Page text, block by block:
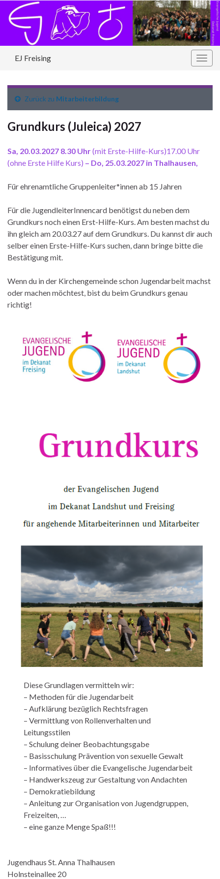
EJ Freising
Zurück zu Mitarbeiterbildung
Grundkurs (Juleica) 2027
Sa, 20.03.2027 8.30 Uhr(mit Erste-Hilfe-Kurs)17.00 Uhr
(ohne Erste Hilfe Kurs) – Do, 25.03.2027 in Thalhausen,
Für ehrenamtliche Gruppenleiter*innen ab 15 Jahren
Für die JugendleiterInnencard benötigst du neben dem
Grundkurs noch einen Erst-Hilfe-Kurs. Am besten machst du
ihn gleich am 20.03.27 auf dem Grundkurs. Du kannst dir auch
selber einen Erste-Hilfe-Kurs suchen, dann bringe bitte die
Bestätigung mit.
Wenn du in der Kirchengemeinde schon Jugendarbeit machst
oder machen möchtest, bist du beim Grundkurs genau
richtig!
Diese Grundlagen vermitteln wir:
– Methoden für die Jugendarbeit
– Aufklärung bezüglich Rechtsfragen
– Vermittlung von Rollenverhalten und
Leitungsstilen
– Schulung deiner Beobachtungsgabe
– Basisschulung Prävention von sexuelle Gewalt
– Informatives über die Evangelische Jugendarbeit
– Handwerkszeug zur Gestaltung von Andachten
– Demokratiebildung
– Anleitung zur Organisation von Jugendgruppen,
Freizeiten, …
– eine ganze Menge Spaß!!!
Jugendhaus St. Anna Thalhausen
Holnsteinallee 20